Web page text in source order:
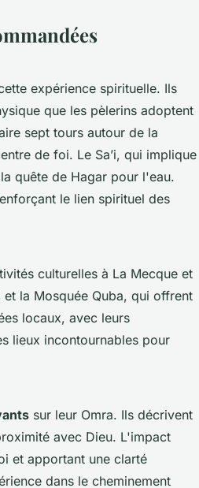
expérience spirituelle. Ils
que les pèlerins adoptent
sept tours autour de la
de foi. Le Sa’i, qui implique
quête de Hagar pour l'eau.
le lien spirituel des
culturelles à La Mecque et
la Mosquée Quba, qui offrent
locaux, avec leurs
lieux incontournables pour
sur leur Omra. Ils décrivent
avec Dieu. L'impact
et apportant une clarté
dans le cheminement